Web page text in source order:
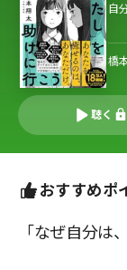
自
橋
聴く
おすすめポ
「なぜ自分は